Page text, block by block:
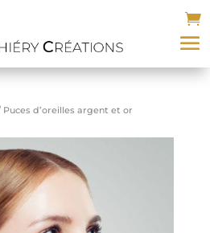
d’oreilles argent et or